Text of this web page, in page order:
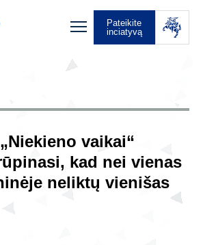
Pateikite
inciatyvą
vaikai“
kad nei vienas
neliktų vienišas